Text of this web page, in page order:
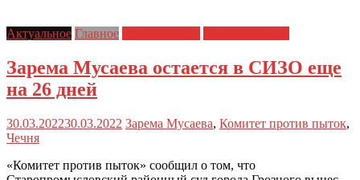
Актуальное Главное
Зарема Мусаева остается в СИЗО еще
на 26 дней
30.03.202230.03.2022 Зарема Мусаева, Комитет против пыток,
Чечня
«Комитет против пыток» сообщил о том, что